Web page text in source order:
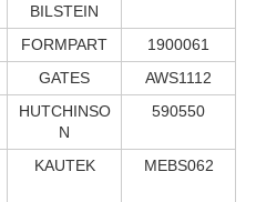
BILSTEIN
FORMPART
1900061
GATES
AWS1112
HUTCHINSO
N
590550
KAUTEK MEBS062